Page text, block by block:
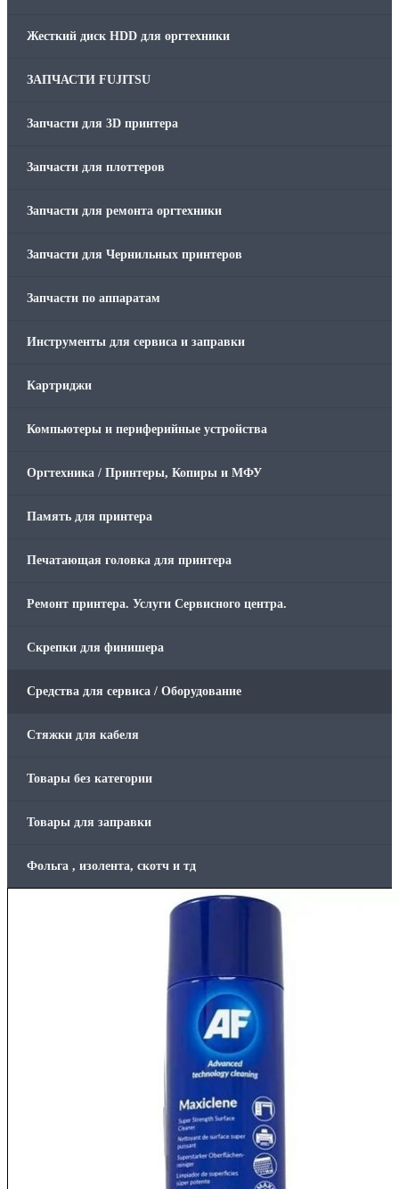
Жесткий диск HDD для оргтехники
ЗАПЧАСТИ FUJITSU
Запчасти для 3D принтера
Запчасти для плоттеров
Запчасти для ремонта оргтехники
Запчасти для Чернильных принтеров
Запчасти по аппаратам
Инструменты для сервиса и заправки
Картриджи
Компьютеры и периферийные устройства
Оргтехника / Принтеры, Копиры и МФУ
Память для принтера
Печатающая головка для принтера
Ремонт принтера. Услуги Сервисного центра.
Скрепки для финишера
Средства для сервиса / Оборудование
Стяжки для кабеля
Товары без категории
Товары для заправки
Фольга , изолента, скотч и тд